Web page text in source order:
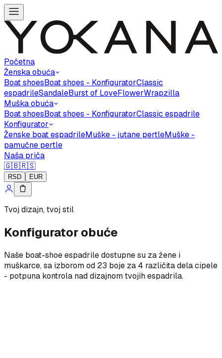
Početna
Ženska obuća
Boat shoesBoat shoes - KonfiguratorClassic
espadrileSandaleBurst of LoveFlowerWrapzilla
Muška obuća
Boat shoesBoat shoes - KonfiguratorClassic espadrile
Konfigurator
Ženske boat espadrileMuške - jutane pertleMuške -
pamučne pertle
Naša priča
🇬🇧🇷🇸
RSD EUR
Tvoj dizajn, tvoj stil
Konfigurator obuće
Naše boat-shoe espadrile dostupne su za žene i
muškarce, sa izborom od 23 boje za 4 različita dela cipele
- potpuna kontrola nad dizajnom tvojih espadrila.